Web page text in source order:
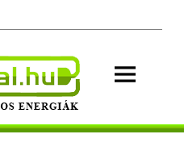
energiák.